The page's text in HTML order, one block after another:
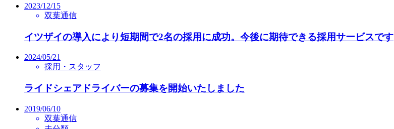
2023/12/15
双葉通信
イツザイの導入により短期間で2名の採用に成功。今後に期待できる採用サービスです
2024/05/21
採用・スタッフ
ライドシェアドライバーの募集を開始いたしました
2019/06/10
双葉通信